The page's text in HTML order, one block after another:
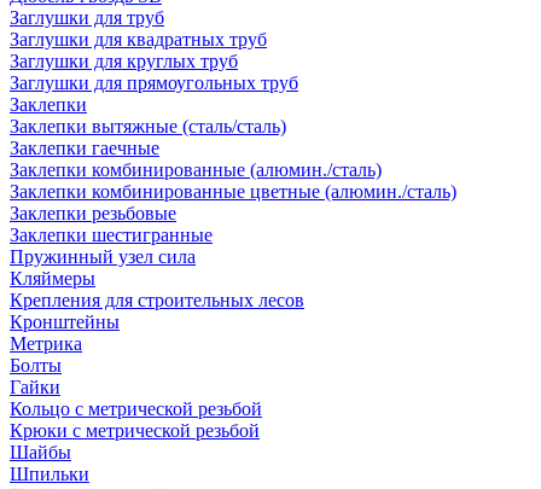
Заглушки для труб
Заглушки для квадратных труб
Заглушки для круглых труб
Заглушки для прямоугольных труб
Заклепки
Заклепки вытяжные (сталь/сталь)
Заклепки гаечные
Заклепки комбинированные (алюмин./сталь)
Заклепки комбинированные цветные (алюмин./сталь)
Заклепки резьбовые
Заклепки шестигранные
Пружинный узел сила
Кляймеры
Крепления для строительных лесов
Кронштейны
Метрика
Болты
Гайки
Кольцо с метрической резьбой
Крюки с метрической резьбой
Шайбы
Шпильки